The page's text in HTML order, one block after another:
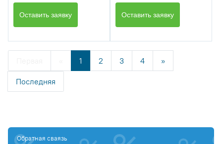
Оставить заявку Оставить заявку
1 2 3 4 »
Последняя
Обратная сваязь